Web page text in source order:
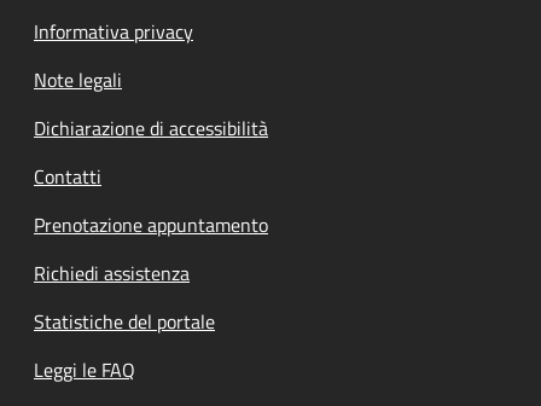
Informativa privacy
Note legali
Dichiarazione di accessibilità
Contatti
Prenotazione appuntamento
Richiedi assistenza
Statistiche del portale
Leggi le FAQ